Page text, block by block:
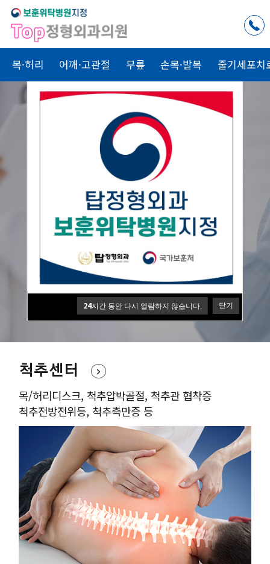
목·허리 어깨·고관절 무릎 손목·발목 줄기세포치
24시간 동안 다시 열람하지 않습니다. 닫기
관절치료Top
내 가족을
치료하는 마음으로
Top정형외과가
함께합니다.
환자의 통증개선과 빠른 회복을 최우선으로 합니다
척추센터
목/허리디스크, 척추압박골절, 척추관 협착증
척추전방전위등, 척추측만증 등